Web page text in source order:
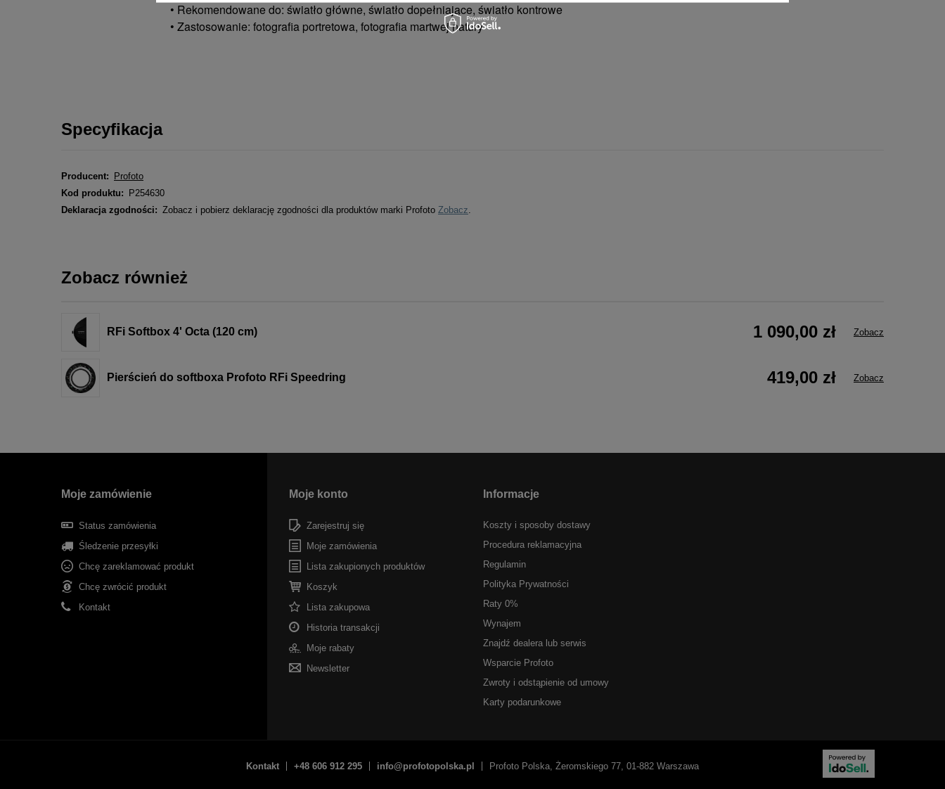
• Rekomendowane do: światło główne, światło dopełniające, światło kontrowe
• Zastosowanie: fotografia portretowa, fotografia martwej natury
Specyfikacja
Producent: Profoto
Kod produktu: P254630
Deklaracja zgodności: Zobacz i pobierz deklarację zgodności dla produktów marki Profoto Zobacz
Zobacz również
RFi Softbox 4' Octa (120 cm) 1 090,00 zł Zobacz
Pierścień do softboxa Profoto RFi Speedring 419,00 zł Zobacz
Moje zamówienie
Status zamówienia
Śledzenie przesyłki
Chcę zareklamować produkt
Chcę zwrócić produkt
Kontakt
Moje konto
Zarejestruj się
Moje zamówienia
Lista zakupionych produktów
Koszyk
Lista zakupowa
Historia transakcji
Moje rabaty
Newsletter
Informacje
Koszty i sposoby dostawy
Procedura reklamacyjna
Regulamin
Polityka Prywatności
Raty 0%
Wynajem
Znajdź dealera lub serwis
Wsparcie Profoto
Zwroty i odstąpienie od umowy
Karty podarunkowe
Kontakt +48 606 912 295 info@profotopolska.pl Profoto Polska Żeromskiego 77 01-882 Warszawa